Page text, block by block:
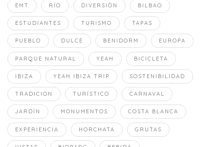
EMT RÍO DIVERSIÒN BILBAO
ESTUDIANTES TURISMO TAPAS
PUEBLO DULCE BENIDORM EUROPA
PARQUE NATURAL YEAH BICICLETA
IBIZA YEAH IBIZA TRIP SOSTENIBILIDAD
TRADICION TURÍSTICO CARNAVAL
JARDÍN MONUMENTOS COSTA BLANCA
EXPERIENCIA HORCHATA GRUTAS